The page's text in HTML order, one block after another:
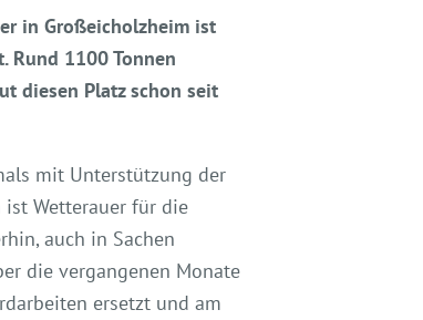
in Großeicholzheim ist
Rund 1100 Tonnen
diesen Platz schon seit
mit Unterstützung der
ist Wetterauer für die
auch in Sachen
die vergangenen Monate
ersetzt und am